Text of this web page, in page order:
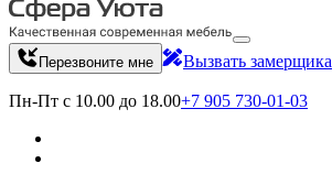
Перезвоните мне Вызвать замерщика
Пн-Пт с 10.00 до 18.00+7 905 730-01-03